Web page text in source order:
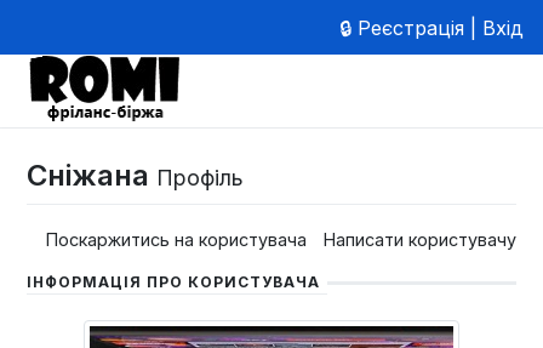
🔒 Реєстрація | Вхід
Сніжана Профіль
Поскаржитись на користувача Написати користувачу
ІНФОРМАЦІЯ ПРО КОРИСТУВАЧА